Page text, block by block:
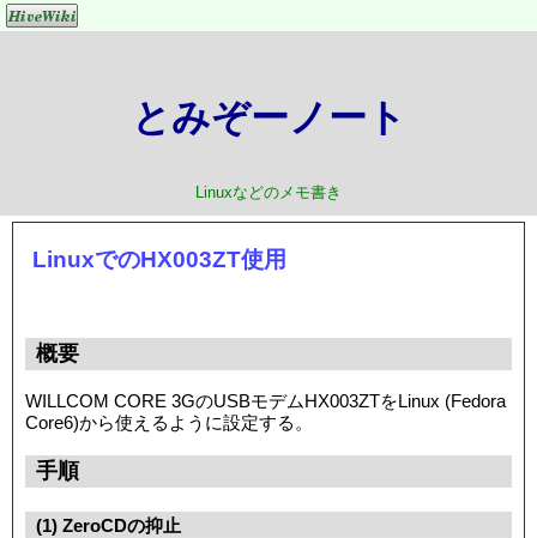
とみぞーノート
Linuxなどのメモ書き
LinuxでのHX003ZT使用
概要
WILLCOM CORE 3GのUSBモデムHX003ZTをLinux (Fedora
Core6)から使えるように設定する。
手順
(1) ZeroCDの抑止